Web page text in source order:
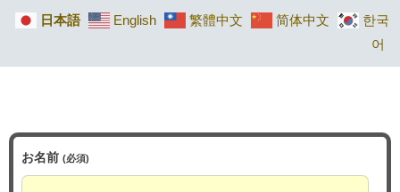
日本語 English 繁體中文 简体中文
한국
어
お名前 (必須)